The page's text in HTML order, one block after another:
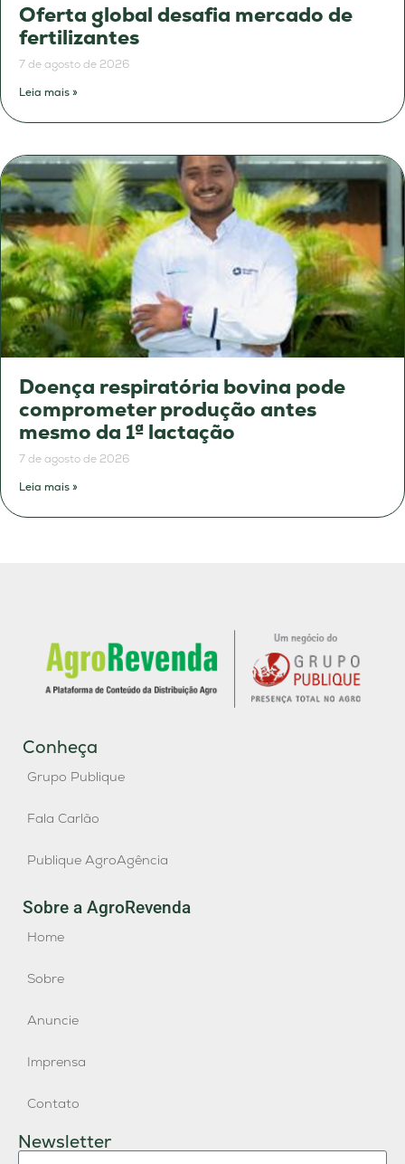
Oferta global desafia mercado de
fertilizantes
7 de agosto de 2026
Leia mais »
Doença respiratória bovina pode
comprometer produção antes
mesmo da 1ª lactação
7 de agosto de 2026
Leia mais »
Conheça
Grupo Publique
Fala Carlão
Publique AgroAgência
Sobre a AgroRevenda
Home
Sobre
Anuncie
Imprensa
Contato
Newsletter